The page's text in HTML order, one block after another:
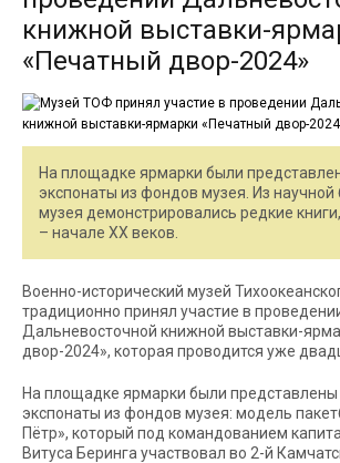
книжной выставки-
«Печатный двор-2024»
На площадке ярмарки были
экспонаты из фондов музея. Из научной
музея демонстрировались редкие
– начале XX веков.
Военно-исторический музей
традиционно принял участие в
Дальневосточной книжной выставки-
двор-2024», которая проводится уже
На площадке ярмарки были
экспонаты из фондов музея: модель
Пётр», который под командованием
Витуса Беринга участвовал во 2-й